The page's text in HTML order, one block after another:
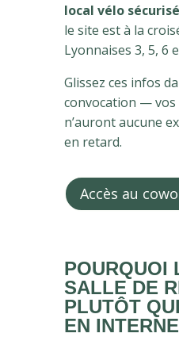
local vélo sécurisé
le site est à la
Lyonnaises 3, 5, 6
Glissez ces infos
convocation — vos
n’auront aucune
en retard.
Accès au
POURQUOI
SALLE DE
PLUTÔT
EN